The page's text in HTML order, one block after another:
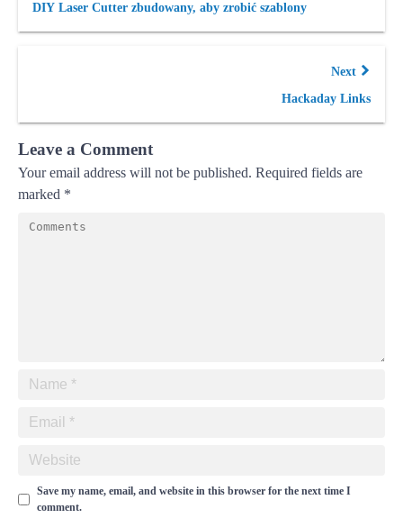
DIY Laser Cutter zbudowany, aby zrobić szablony
Next
Hackaday Links
Leave a Comment
Your email address will not be published. Required fields are
marked *
Save my name, email, and website in this browser for the next time I
comment.